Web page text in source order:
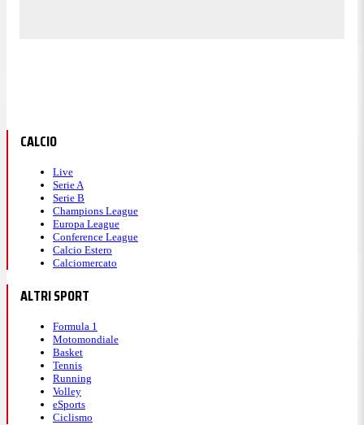
CALCIO
Live
Serie A
Serie B
Champions League
Europa League
Conference League
Calcio Estero
Calciomercato
ALTRI SPORT
Formula 1
Motomondiale
Basket
Tennis
Running
Volley
eSports
Ciclismo